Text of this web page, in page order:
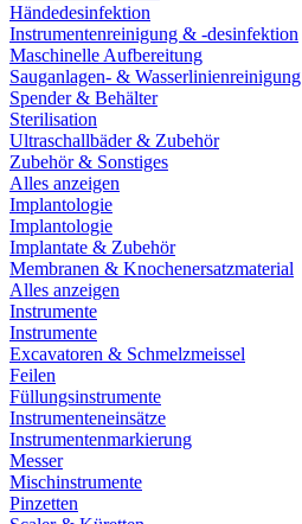
Händedesinfektion
Instrumentenreinigung & -desinfektion
Maschinelle Aufbereitung
Sauganlagen- & Wasserlinienreinigung
Spender & Behälter
Sterilisation
Ultraschallbäder & Zubehör
Zubehör & Sonstiges
Alles anzeigen
Implantologie
Implantologie
Implantate & Zubehör
Membranen & Knochenersatzmaterial
Alles anzeigen
Instrumente
Instrumente
Excavatoren & Schmelzmeissel
Feilen
Füllungsinstrumente
Instrumenteneinsätze
Instrumentenmarkierung
Messer
Mischinstrumente
Pinzetten